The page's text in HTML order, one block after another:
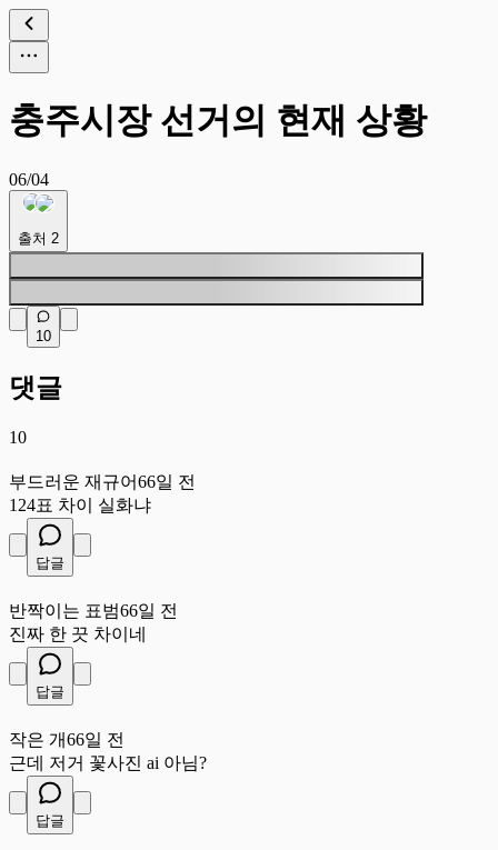
충주시장 선거의 현재 상황
06/04
출처 2
10
댓글
10
부드러운 재규어66일 전
124표 차이 실화냐
답글
반짝이는 표범66일 전
진짜 한 끗 차이네
답글
작은 개66일 전
근데 저거 꽃사진 ai 아님?
답글